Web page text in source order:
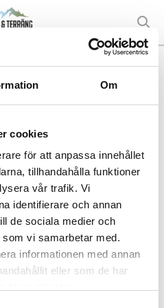
Om
cookies
för att anpassa innehållet
tillhandahålla funktioner
vår trafik. Vi
identifierare och annan
de sociala medier och
vi samarbetar med.
informationen med annan
eller som de har
Motorservice